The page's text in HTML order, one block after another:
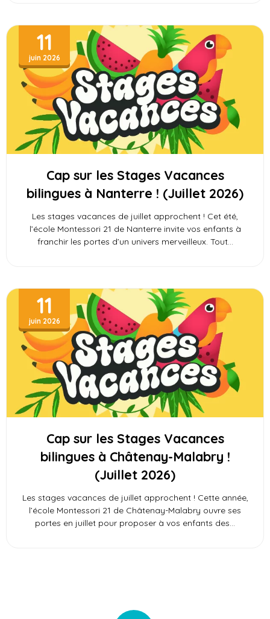
Cap sur les Stages Vacances
bilingues à Nanterre ! (Juillet 2026)
11
juin 2026
Les stages vacances de juillet approchent ! Cet été,
l’école Montessori 21 de Nanterre invite vos enfants à
franchir les portes d’un univers merveilleux. Tout
Cap sur les Stages Vacances
bilingues à Châtenay-Malabry !
(Juillet 2026)
11
juin 2026
Les stages vacances de juillet approchent ! Cette année,
l’école Montessori 21 de Châtenay-Malabry ouvre ses
portes en juillet pour proposer à vos enfants des